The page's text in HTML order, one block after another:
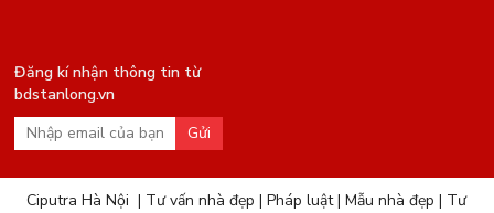
Đăng kí nhận thông tin từ
bdstanlong.vn
Gửi
Ciputra Hà Nội | Tư vấn nhà đẹp |Pháp luật|Mẫu nhà đẹp | Tư